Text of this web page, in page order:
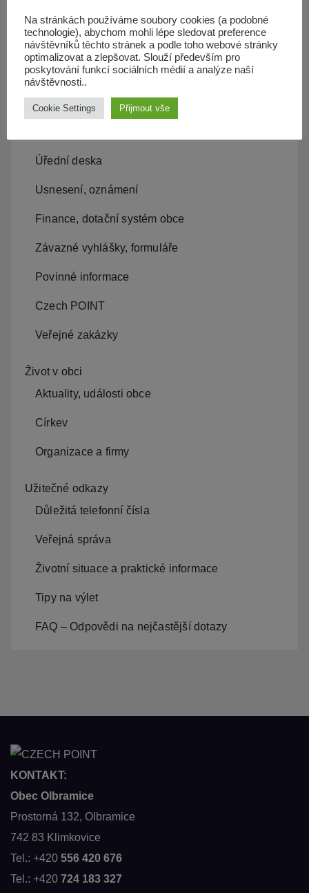
Územní plán
Občan server
Dopravní obslužnost
Obecní úřad
Úřední deska
Usnesení, oznámení
Finance, dotační systém obce
Závazné vyhlášky, formuláře
Povinné informace
Czech POINT
Veřejné zakázky
Život v obci
Aktuality, události obce
Církev
Organizace a firmy
Užitečné odkazy
Důležitá telefonní čísla
Veřejná správa
Životní situace a praktické informace
Tipy na výlet
FAQ – Odpovědi na nejčastější dotazy
KONTAKT:
Obec Olbramice
Prostorná 132, Olbramice
742 83 Klimkovice
Tel.: +420 556 420 676
Tel.: +420 724 183 327
Na stránkách používáme soubory cookies (a podobné
technologie), abychom mohli lépe sledovat preference
návštěvníků těchto stránek a podle toho webové stránky
optimalizovat a zlepšovat. Slouží především pro
poskytování funkcí sociálních médií a analýze naší
návštěvnosti..
Cookie Settings Přijmout vše